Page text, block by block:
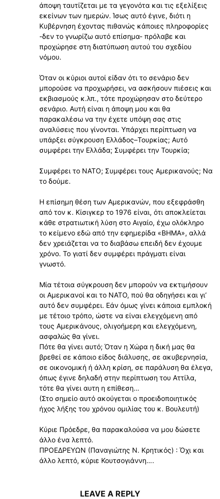
άποψη ταυτίζεται με τα γεγονότα και τις εξελίξεις
εκείνων των ημερών. Ίσως αυτό έγινε, διότι η
Κυβέρνηση έχοντας πιθανώς κάποιες πληροφορίες
-δεν το γνωρίζω αυτό επίσημα- πρόλαβε και
προχώρησε στη διατύπωση αυτού του σχεδίου
νόμου.
Όταν οι κύριοι αυτοί είδαν ότι το σενάριο δεν
μπορούσε να προχωρήσει, να ασκήσουν πιέσεις και
εκβιασμούς κ.λπ., τότε προχώρησαν στο δεύτερο
σενάριο. Αυτή είναι η άποψη μου και θα
παρακαλέσω να την έχετε υπόψη σας στις
αναλύσεις που γίνονται. Υπάρχει περίπτωση να
υπάρξει σύγκρουση Ελλάδος–Τουρκίας; Αυτό
συμφέρει την Ελλάδα; Συμφέρει την Τουρκία;
Συμφέρει το ΝΑΤΟ; Συμφέρει τους Αμερικανούς; Να
το δούμε.
Η επίσημη θέση των Αμερικανών, που εξεφράσθη
από τον κ. Κίσιγκερ το 1976 είναι, ότι αποκλείεται
κάθε στρατιωτική λύση στο Αιγαίο, έχω ολόκληρο
το κείμενο εδώ από την εφημερίδα «ΒΗΜΑ», αλλά
δεν χρειάζεται να το διαβάσω επειδή δεν έχουμε
χρόνο. Το γιατί δεν συμφέρει πράγματι είναι
γνωστό.
Μία τέτοια σύγκρουση δεν μπορούν να εκτιμήσουν
οι Αμερικανοί και το ΝΑΤΟ, πού θα οδηγήσει και γιʼ
αυτό δεν συμφέρει. Εάν όμως γίνει κάποια εμπλοκή
με τέτοιο τρόπο, ώστε να είναι ελεγχόμενη από
τους Αμερικάνους, ολιγοήμερη και ελεγχόμενη,
ασφαλώς θα γίνει.
Πότε θα γίνει αυτό; Όταν η Χώρα η δική μας θα
βρεθεί σε κάποιο είδος διάλυσης, σε ακυβερνησία,
σε οικονομική ή άλλη κρίση, σε παράλυση θα έλεγα,
όπως έγινε δηλαδή στην περίπτωση του Αττίλα,
τότε θα γίνει αυτη η επίθεση…
(Στο σημείο αυτό ακούγεται ο προειδοποιητικός
ήχος λήξης του χρόνου ομιλίας του κ. Βουλευτή)
Κύριε Πρόεδρε, θα παρακαλούσα να μου δώσετε
άλλο ένα λεπτό.
ΠΡΟΕΔΡΕΥΩΝ (Παναγιώτης Ν. Κρητικός) : Όχι και
άλλο λεπτό, κύριε Κουτσογιάννη….
LEAVE A REPLY